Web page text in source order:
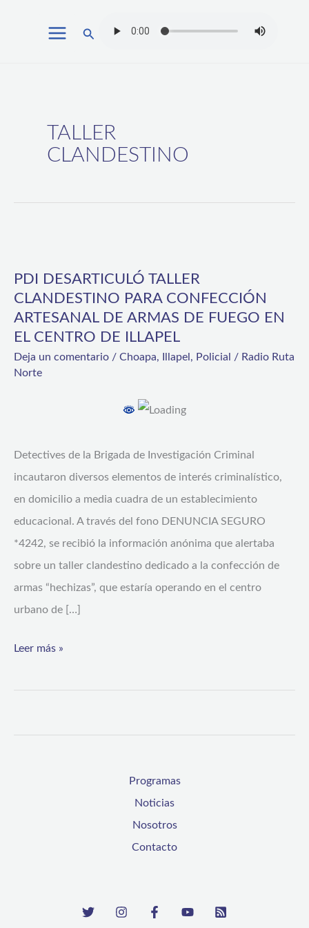
Buscar
TALLER
CLANDESTINO
PDI DESARTICULÓ TALLER
CLANDESTINO PARA CONFECCIÓN
ARTESANAL DE ARMAS DE FUEGO EN
EL CENTRO DE ILLAPEL
Deja un comentario / Choapa, Illapel , Policial / Radio Ruta
Norte
Detectives de la Brigada de Investigación Criminal
incautaron diversos elementos de interés criminalístico,
en domicilio a media cuadra de un establecimiento
educacional. A través del fono DENUNCIA SEGURO
*4242, se recibió la información anónima que alertaba
sobre un taller clandestino dedicado a la confección de
armas “hechizas”, que estaría operando en el centro
urbano de […]
TALLER
PARA
CONFECCIÓN
ARTESANAL
FUEGO
EN
EL
CENTRO
DE
ILLAPEL
Leer más »
Programas
Noticias
Nosotros
Contacto